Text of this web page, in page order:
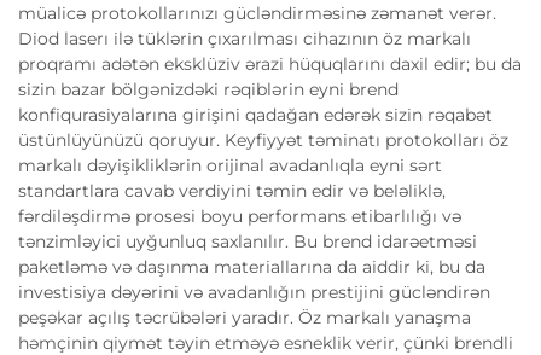
müalicə protokollarınızı gücləndirməsinə zəmanət verər.
Diod laserı ilə tüklərin çıxarılması cihazının öz markalı
proqramı adətən eksklüziv ərazi hüquqlarını daxil edir; bu da
sizin bazar bölgənizdəki rəqiblərin eyni brend
konfiqurasiyalarına girişini qadağan edərək sizin rəqabət
üstünlüyünüzü qoruyur. Keyfiyyət təminatı protokolları öz
markalı dəyişikliklərin orijinal avadanlıqla eyni sərt
standartlara cavab verdiyini təmin edir və beləliklə,
fərdiləşdirmə prosesi boyu performans etibarlılığı və
tənzimləyici uyğunluq saxlanılır. Bu brend idarəetməsi
paketləmə və daşınma materiallarına da aiddir ki, bu da
investisiya dəyərini və avadanlığın prestijini gücləndirən
peşəkar açılış təcrübələri yaradır. Öz markalı yanaşma
həmçinin qiymət təyin etməyə esneklik verir, çünki brendli